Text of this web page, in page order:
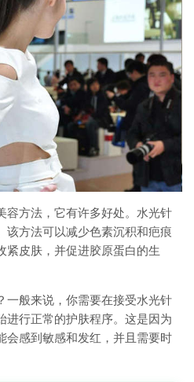
容方法，它有许多好处。水光针
该方法可以减少色素沉积和疤痕
紧皮肤，并促进胶原蛋白的生
一般来说，你需要在接受水光针
进行正常的护肤程序。这是因为
会感到敏感和发红，并且需要时